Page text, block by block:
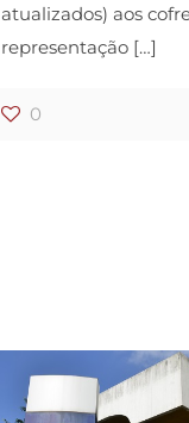
atualizados) aos
representação […]
0